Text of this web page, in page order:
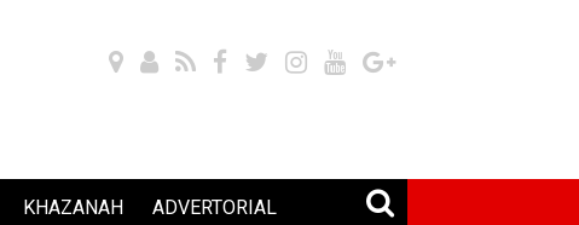
KHAZANAH ADVERTORIAL